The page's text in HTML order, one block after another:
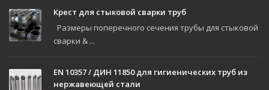
Крест для стыковой сварки труб
Размеры поперечного сечения трубы для стыковой
сварки & ...
EN 10357 / ДИН 11850 для гигиенических труб из
нержавеющей стали